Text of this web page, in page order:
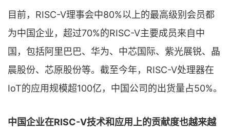
目前，RISC-V理事会中80%以上的最高级别会员都
为中国企业，超过70%的RISC-V主要成员来自中
国，包括阿里巴巴、华为、中芯国际、紫光展锐、晶
晨股份、芯原股份等。截至今年，RISC-V处理器在
IoT的应用规模超100亿，中国公司的出货量占50%。
中国企业在RISC-V技术和应用上的贡献度也越来越